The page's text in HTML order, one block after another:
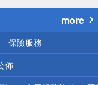
more
保險服務
佈